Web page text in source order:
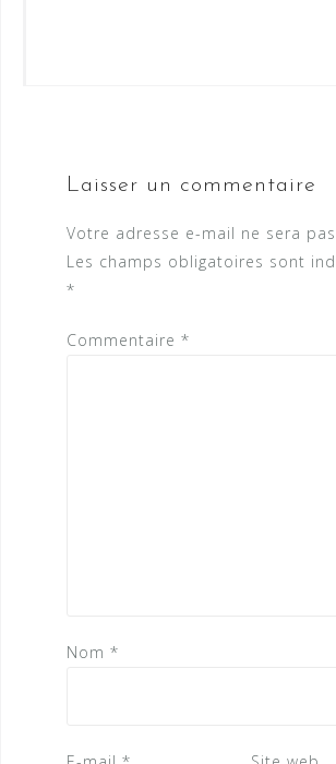
Laisser un commentaire
Votre adresse e-mail ne sera
Les champs obligatoires sont
*
Commentaire *
Nom *